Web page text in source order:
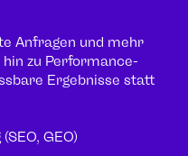
Anfragen und mehr
hin zu Performance-
Ergebnisse statt
GEO)